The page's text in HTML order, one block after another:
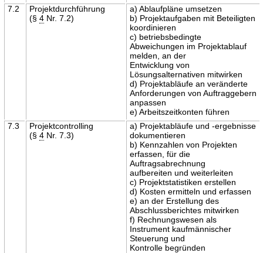
7.2
Projektdurchführung
(§ 4Nr. 7.2)
a) Ablaufpläne umsetzen
b) Projektaufgaben mit Beteiligten
koordinieren
c) betriebsbedingte
Abweichungen im Projektablauf
melden, an der
Entwicklung von
Lösungsalternativen mitwirken
d) Projektabläufe an veränderte
Anforderungen von Auftraggebern
anpassen
e) Arbeitszeitkonten führen
7.3
Projektcontrolling
(§ 4Nr. 7.3)
a) Projektabläufe und -ergebnisse
dokumentieren
b) Kennzahlen von Projekten
erfassen, für die
Auftragsabrechnung
aufbereiten und weiterleiten
c) Projektstatistiken erstellen
d) Kosten ermitteln und erfassen
e) an der Erstellung des
Abschlussberichtes mitwirken
f) Rechnungswesen als
Instrument kaufmännischer
Steuerung und
Kontrolle begründen